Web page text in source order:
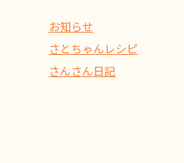
お知らせ
さとちゃんレシピ
さんさん日記